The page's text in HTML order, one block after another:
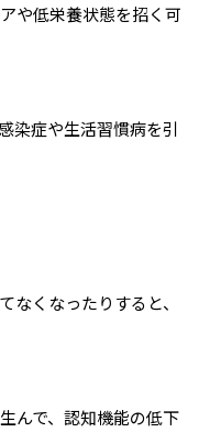
や低栄養状態を招く可
染症や生活習慣病を引
なくなったりすると、
んで、認知機能の低下